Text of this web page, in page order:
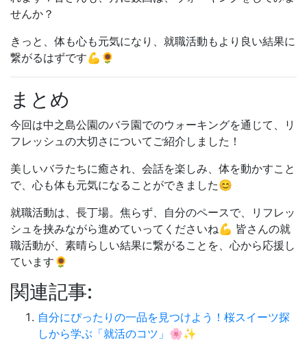
せんか？
きっと、 体も心も元気になり、 就職活動もより良い結果に
繋がるはずです💪🌻
まとめ
今回は中之島公園のバラ園でのウォーキングを通じて、
リ
フレッシュの大切さについてご紹介しました！
美しいバラたちに癒され、 会話を楽しみ、 体を動かすこと
で、 心も体も元気になることができました😊
就職活動は、 長丁場。 焦らず、 自分のペースで、
リフレッ
シュを挟みながら進めていってくださいね💪 皆さんの就
職活動が、 素晴らしい結果に繋がることを、 心から応援し
ています🌻
関連記事:
自分にぴったりの一品を見つけよう！桜スイーツ探
しから学ぶ「就活のコツ」🌸✨